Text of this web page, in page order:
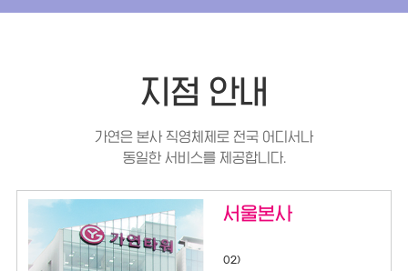
지점 안내
가연은 본사 직영체제로 전국 어디서나
동일한 서비스를 제공합니다.
서울본사
02)